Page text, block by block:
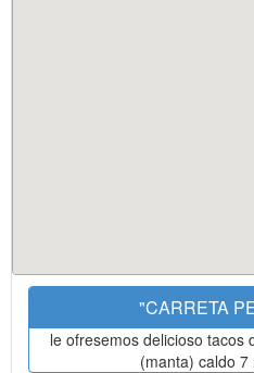
"CARRETA
le ofresemos delicioso tacos
(manta) caldo